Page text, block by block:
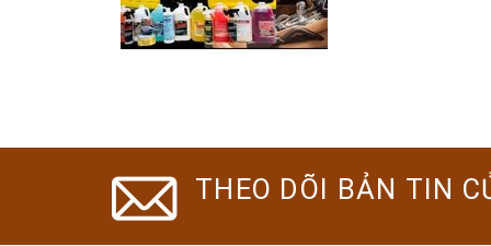
THEO DÕI BẢN TIN